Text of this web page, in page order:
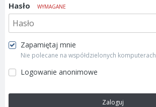
Hasło WYMAGANE
Zapamiętaj mnie
Nie polecane na współdzielonych komputerach
Logowanie anonimowe
Zaloguj